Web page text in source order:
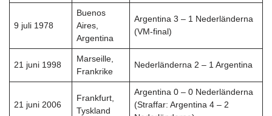
9 juli 1978
Buenos
Aires,
Argentina
Argentina 3 – 1 Nederländerna
(VM-final)
21 juni 1998
Marseille,
Frankrike
Nederländerna 2 – 1 Argentina
21 juni 2006
Frankfurt,
Tyskland
Argentina 0 – 0 Nederländerna
(Straffar: Argentina 4 – 2